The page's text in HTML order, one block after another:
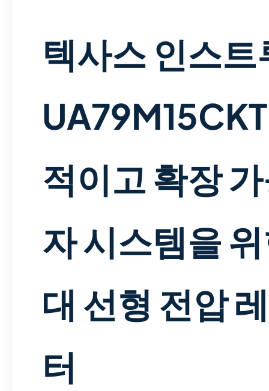
텍사스 인스
적이고 확장
자 시스템을
대 선형 전압
터